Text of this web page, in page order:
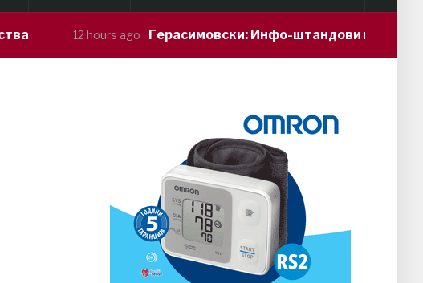
12 hours ago Герасимовски: Инфо-штандови и здравствени